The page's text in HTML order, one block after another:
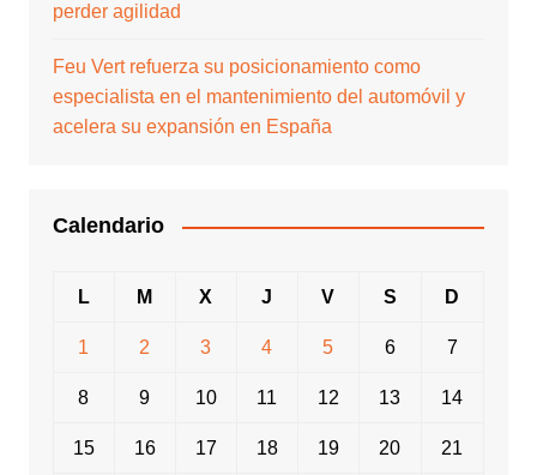
perder agilidad
Feu Vert refuerza su posicionamiento como
especialista en el mantenimiento del automóvil y
acelera su expansión en España
Calendario
L M X J V S D
1 2 3 4 5 6 7
8 9 10 11 12 13 14
15 16 17 18 19 20 21